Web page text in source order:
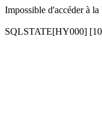
Impossible d'accéder à la
SQLSTATE[HY000]